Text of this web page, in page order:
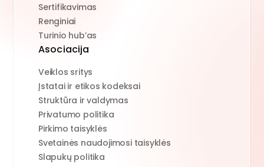
Sertifikavimas
Renginiai
Turinio hub’as
Asociacija
Veiklos sritys
Įstatai ir etikos kodeksai
Struktūra ir valdymas
Privatumo politika
Pirkimo taisyklės
Svetainės naudojimosi taisyklės
Slapukų politika